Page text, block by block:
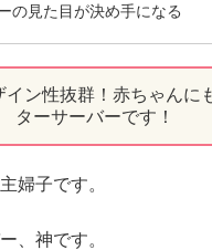
の見た目が決め手になる
イン性抜群！赤ちゃんに
ターサーバーです！
婦子です。
、神です。